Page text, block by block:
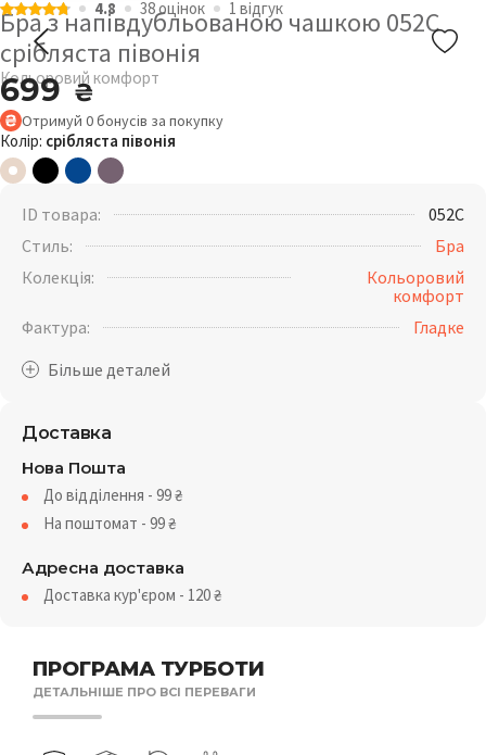
4.8 38 оцiнок 1 відгук
Бра з напівдубльованою чашкою 052C
срібляста півонія
Кольоровий комфорт
699₴
Отримуй 0бонусів за покупку
Колір: срібляста півонія
ПРОГРАМА ТУРБОТИ
ДЕТАЛЬНІШЕ ПРО ВСІ ПЕРЕВАГИ
ID товара:
052С
Стиль:
Бра
Колекція:
Кольоровий
комфорт
Фактура:
Гладке
Доставка
Нова Пошта
До відділення - 99₴
На поштомат - 99₴
Адресна доставка
Доставка кур'єром - 120₴